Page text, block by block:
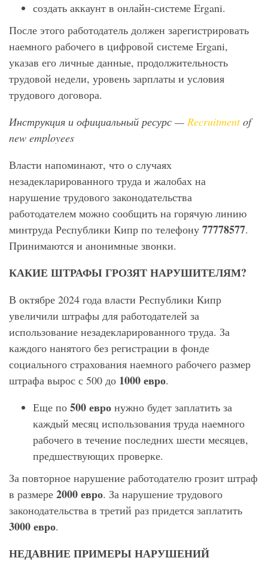
создать аккаунт в онлайн-системе Ergani.
После этого работодатель должен зарегистрировать
наемного рабочего в цифровой системе Ergani,
указав его личные данные, продолжительность
трудовой недели, уровень зарплаты и условия
трудового договора.
Инструкция и официальный ресурс — Recruitmentof
new employees
Власти напоминают, что о случаях
незадекларированного труда и жалобах на
нарушение трудового законодательства
работодателем можно сообщить на горячую линию
минтруда Республики Кипр по телефону 77778577.
Принимаются и анонимные звонки.
КАКИЕ ШТРАФЫ ГРОЗЯТ НАРУШИТЕЛЯМ?
В октябре 2024 года власти Республики Кипр
увеличили штрафы для работодателей за
использование незадекларированного труда. За
каждого нанятого без регистрации в фонде
социального страхования наемного рабочего размер
штрафа вырос с 500 до 1000 евро.
Еще по 500 евро нужно будет заплатить за
каждый месяц использования труда наемного
рабочего в течение последних шести месяцев,
предшествующих проверке.
За повторное нарушение работодателю грозит штраф
в размере 2000 евро. За нарушение трудового
законодательства в третий раз придется заплатить
3000 евро.
НЕДАВНИЕ ПРИМЕРЫ НАРУШЕНИЙ